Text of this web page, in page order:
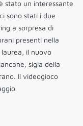
stato un interessante
sono stati i due
a sorpresa di
presenti nella
il nuovo
sigla della
Il videogioco